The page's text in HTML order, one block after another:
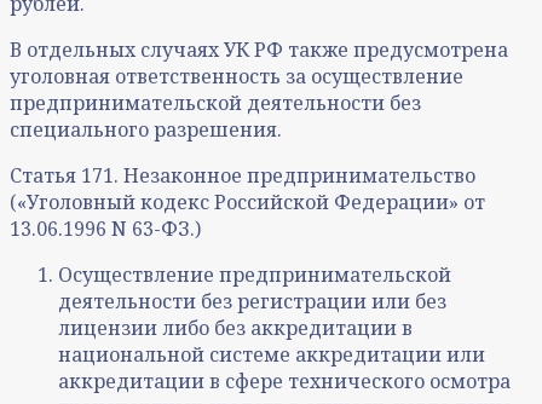
В отдельных случаях УК РФ также предусмотрена
уголовная ответственность за осуществление
предпринимательской деятельности без
специального разрешения.
Статья 171. Незаконное предпринимательство
(«Уголовный кодекс Российской Федерации» от
13.06.1996 N 63-ФЗ.)
Осуществление предпринимательской
деятельности без регистрации или без
лицензии либо без аккредитации в
национальной системе аккредитации или
аккредитации в сфере технического осмотра